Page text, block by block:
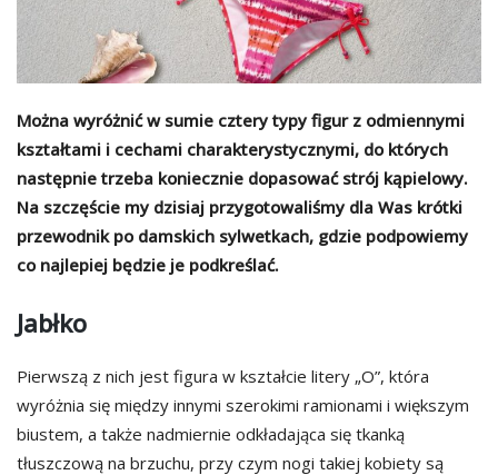
Można wyróżnić w sumie cztery typy figur z odmiennymi
kształtami i cechami charakterystycznymi, do których
następnie trzeba koniecznie dopasować strój kąpielowy.
Na szczęście my dzisiaj przygotowaliśmy dla Was krótki
przewodnik po damskich sylwetkach, gdzie podpowiemy
co najlepiej będzie je podkreślać.
Jabłko
Pierwszą z nich jest figura w kształcie litery „O”, która
wyróżnia się między innymi szerokimi ramionami i większym
biustem, a także nadmiernie odkładająca się tkanką
tłuszczową na brzuchu, przy czym nogi takiej kobiety są